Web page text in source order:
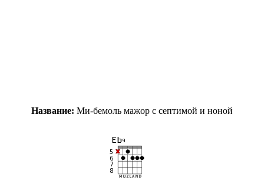
Название: Ми-бемоль мажор с септимой и ноной